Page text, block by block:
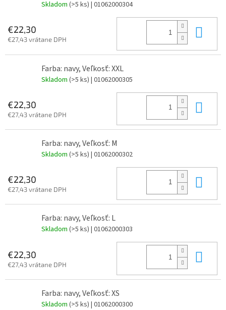
Skladom (>5 ks) | 01062000304
€22,30
€27,43 vrátane DPH
Farba: navy, Veľkosť: XXL
Skladom (>5 ks) | 01062000305
€22,30
€27,43 vrátane DPH
Farba: navy, Veľkosť: M
Skladom (>5 ks) | 01062000302
€22,30
€27,43 vrátane DPH
Farba: navy, Veľkosť: L
Skladom (>5 ks) | 01062000303
€22,30
€27,43 vrátane DPH
Farba: navy, Veľkosť: XS
Skladom (>5 ks) | 01062000300